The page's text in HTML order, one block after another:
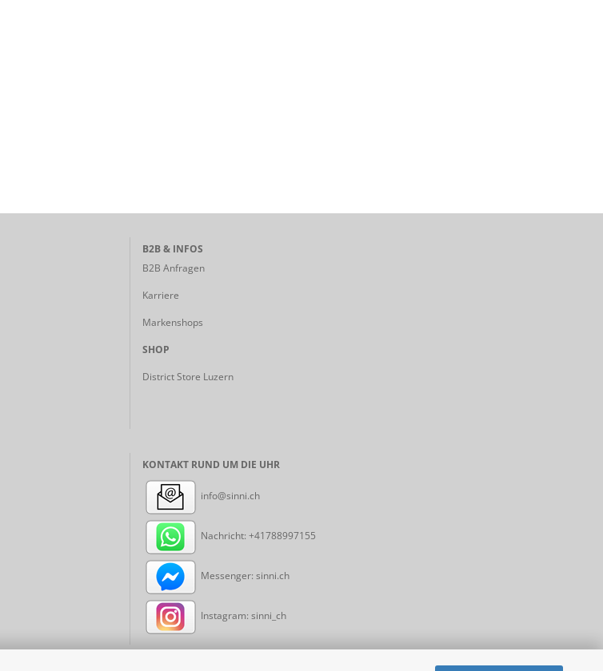
B2B & INFOS
B2B Anfragen
Karriere
Markenshops
SHOP
District Store Luzern
KONTAKT RUND UM DIE UHR
info@sinni.ch
Nachricht: +41788997155
Messenger: sinni.ch
Instagram: sinni_ch